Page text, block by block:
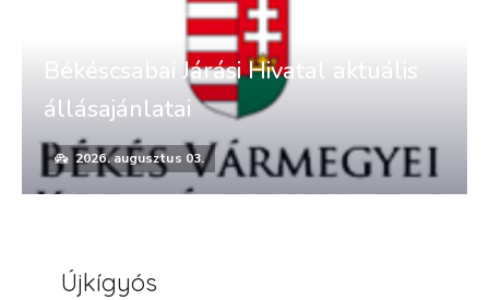
Békéscsabai Járási Hivatal aktuális
állásajánlatai
2026. augusztus 03.
Újkígyós